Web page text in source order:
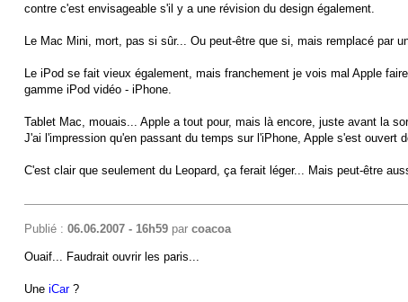
contre c'est envisageable s'il y a une révision du design également.
Le Mac Mini, mort, pas si sûr... Ou peut-être que si, mais remplacé par
Le iPod se fait vieux également, mais franchement je vois mal Apple
gamme iPod vidéo - iPhone.
Tablet Mac, mouais... Apple a tout pour, mais là encore, juste avant la
J'ai l'impression qu'en passant du temps sur l'iPhone, Apple s'est
C'est clair que seulement du Leopard, ça ferait léger... Mais peut-être
Publié : 06.06.2007 - 16h59par coacoa
Ouaif... Faudrait ouvrir les paris...
Une iCar?